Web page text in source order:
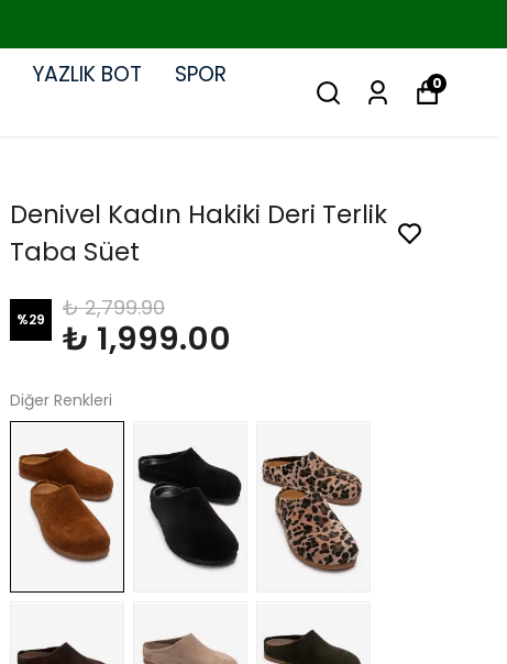
YAZLIK BOT
SPOR
0
Denivel Kadın Hakiki Deri Terlik
Taba Süet
%29 ₺ 2,799.90
₺ 1,999.00
Diğer Renkleri